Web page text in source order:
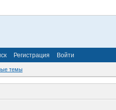
Регистрация Войти
темы